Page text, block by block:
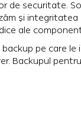
de securitate.
și integritatea
ale
pe care le
Backupul